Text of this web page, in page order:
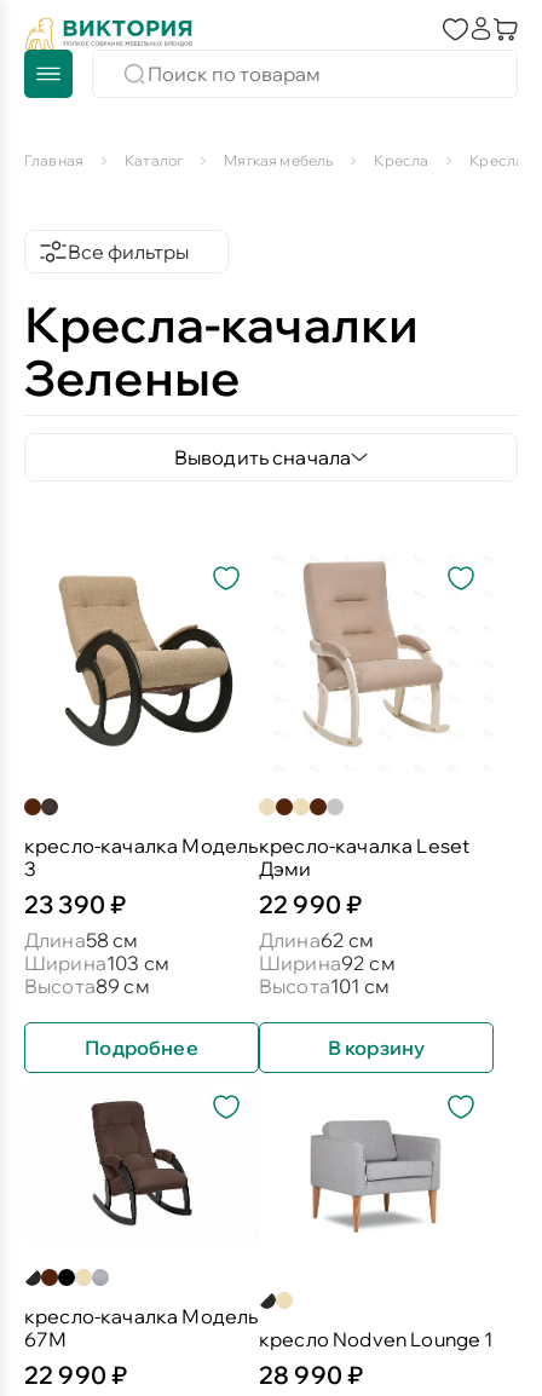
Главная Каталог Мягкая мебель Кресла Кресла-
Все фильтры
Кресла-качалки
Зеленые
Выводить сначала
кресло-качалка Модель
3
23 390 ₽
Длина58 см
Ширина103 см
Высота89 см
Подробнее
кресло-качалка Leset
Дэми
22 990 ₽
Длина62 см
Ширина92 см
Высота101 см
В корзину
кресло-качалка Модель
67М
22 990 ₽
кресло Nodven Lounge 1
28 990 ₽